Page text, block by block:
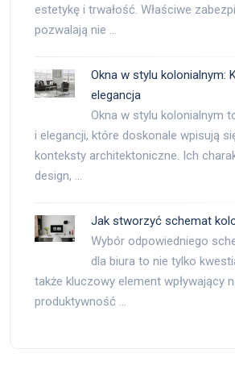
estetykę i trwałość. Właściwe
pozwalają nie …
Okna w stylu kolonialnym:
elegancja
Okna w stylu kolonialnym
i elegancji, które doskonale wpisują
konteksty architektoniczne. Ich
design, …
Jak stworzyć schemat
Wybór odpowiedniego
dla biura to nie tylko
także kluczowy element wpływający
produktywność …